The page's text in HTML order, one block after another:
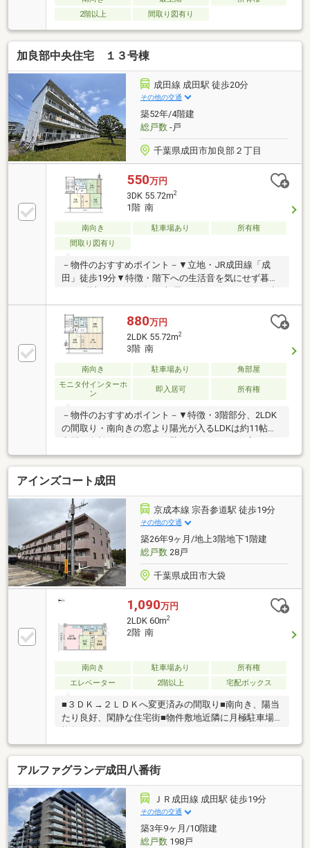
2階以上
間取り図有り
加良部中央住宅 １３号棟
成田線 成田駅 徒歩20分
その他の交通
築52年/4階建
総戸数-戸
千葉県成田市加良部２丁目
550万円
3DK 55.72m2
1階 南
南向き 駐車場あり
所有権
間取り図有り
－物件のおすすめポイント－▼立地・JR成田線「成
田」徒歩19分▼特徴・階下への生活音を気にせず暮ら
計・住空間を広く活用可能な壁付けキッチン・足をの
ばしてくつろげる和室を2部屋配置・水回り各所に窓
があり、自然換気可能・アウトドア用品等の収納に重
宝するトランクルーム有▼周辺環境・加良部台公園 徒
歩3分(約230m)・成田市立加良部小学校 徒歩10分(約
730m)・成田市立西中学校 徒歩10分(約740m)■ ご希望
の住まい探しをお手伝いします ━━━━━・・・物件
の詳細・ご相談はお気軽にお問い合わせください。
880万円
2LDK 55.72m2
3階 南
南向き 駐車場あり
角部屋
モニタ付インターホ
ン
即入居可 所有権
－物件のおすすめポイント－▼特徴・3階部分、2LDK
の間取り・南向きの窓より陽光が入るLDKは約11帖・
行き来できる続きバルコニー・水回り各所に窓があ
り、自然換気可能・トランクルーム有・即引渡し可能
(残金精算後)▼設備・温水洗浄便座・追い焚き機能付
きUB・エアコン設置(リビング)・TVモニター付きイン
ターホン▼周辺環境・加良部小学校 徒歩10分(約
730m)・加良部台公園 徒歩3分(約230m)■ ご希望の住
まい探しをお手伝いします ━━━━━・・・物件の詳
細・ご相談はお気軽にお問い合わせください。
アインズコート成田
京成本線 宗吾参道駅 徒歩19分
その他の交通
築26年9ヶ月/地上3階地下1階建
総戸数28戸
千葉県成田市大袋
1,090万円
2LDK 60m2
2階 南
南向き 駐車場あり
所有権
エレベーター
2階以上 宅配ボックス
■３ＤＫ→２ＬＤＫへ変更済みの間取り■南向き、陽当
たり良好、閑静な住宅街■物件敷地近隣に月極駐車場
アルファグランデ成田八番街
ＪＲ成田線 成田駅 徒歩19分
その他の交通
築3年9ヶ月/10階建
総戸数198戸